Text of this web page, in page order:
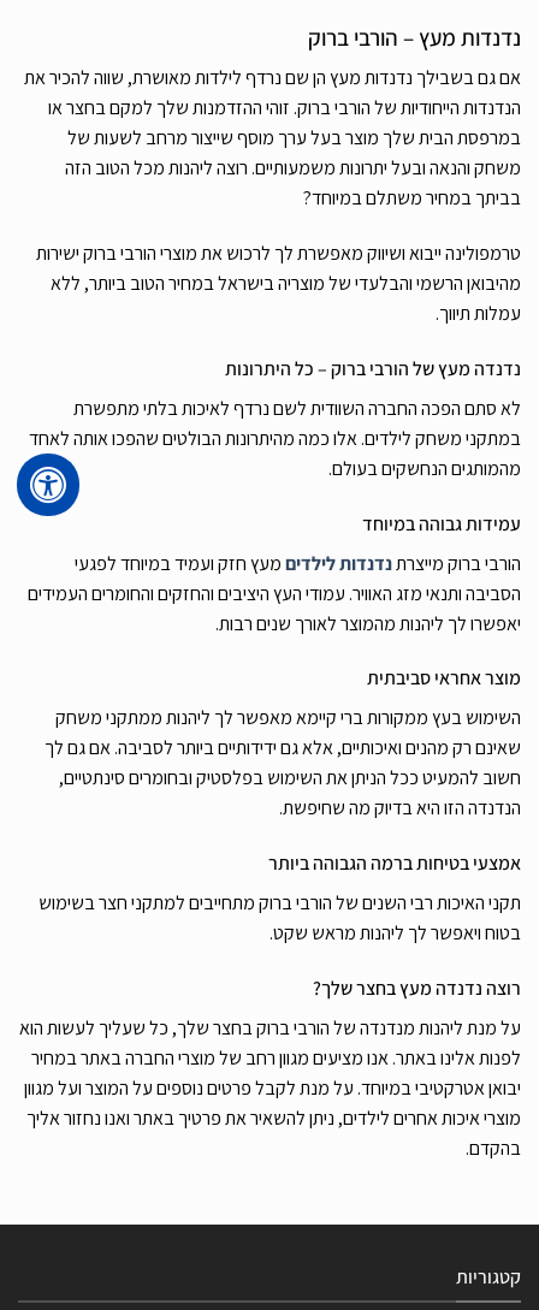
נדנדות מעץ – הורבי ברוק
אם גם בשבילך נדנדות מעץ הן שם נרדף לילדות מאושרת, שווה להכיר את
הנדנדות הייחודיות של הורבי ברוק. זוהי ההזדמנות שלך למקם בחצר או
במרפסת הבית שלך מוצר בעל ערך מוסף שייצור מרחב לשעות של
משחק והנאה ובעל יתרונות משמעותיים. רוצה ליהנות מכל הטוב הזה
בביתך במחיר משתלם במיוחד?
טרמפולינה ייבוא ושיווק מאפשרת לך לרכוש את מוצרי הורבי ברוק ישירות
מהיבואן הרשמי והבלעדי של מוצריה בישראל במחיר הטוב ביותר, ללא
עמלות תיווך.
נדנדה מעץ של הורבי ברוק – כל היתרונות
לא סתם הפכה החברה השוודית לשם נרדף לאיכות בלתי מתפשרת
במתקני משחק לילדים. אלו כמה מהיתרונות הבולטים שהפכו אותה לאחד
מהמותגים הנחשקים בעולם.
עמידות גבוהה במיוחד
הורבי ברוק מייצרתנדנדות לילדיםמעץ חזק ועמיד במיוחד לפגעי
הסביבה ותנאי מזג האוויר. עמודי העץ היציבים והחזקים והחומרים העמידים
יאפשרו לך ליהנות מהמוצר לאורך שנים רבות.
מוצר אחראי סביבתית
השימוש בעץ ממקורות ברי קיימא מאפשר לך ליהנות ממתקני משחק
שאינם רק מהנים ואיכותיים, אלא גם ידידותיים ביותר לסביבה. אם גם לך
חשוב להמעיט ככל הניתן את השימוש בפלסטיק ובחומרים סינתטיים,
הנדנדה הזו היא בדיוק מה שחיפשת.
אמצעי בטיחות ברמה הגבוהה ביותר
תקני האיכות רבי השנים של הורבי ברוק מתחייבים למתקני חצר בשימוש
בטוח ויאפשר לך ליהנות מראש שקט.
רוצה נדנדה מעץ בחצר שלך?
על מנת ליהנות מנדנדה של הורבי ברוק בחצר שלך, כל שעליך לעשות הוא
לפנות אלינו באתר. אנו מציעים מגוון רחב של מוצרי החברה באתר במחיר
יבואן אטרקטיבי במיוחד. על מנת לקבל פרטים נוספים על המוצר ועל מגוון
מוצרי איכות אחרים לילדים, ניתן להשאיר את פרטיך באתר ואנו נחזור אליך
בהקדם.
קטגוריות